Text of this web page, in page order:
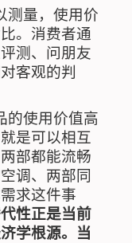
测量，使用价
。消费者通
测、问朋友
客观的判
的使用价值高
是可以相互
部都能流畅
调、两部同
求这件事
性正是当前
学根源。当